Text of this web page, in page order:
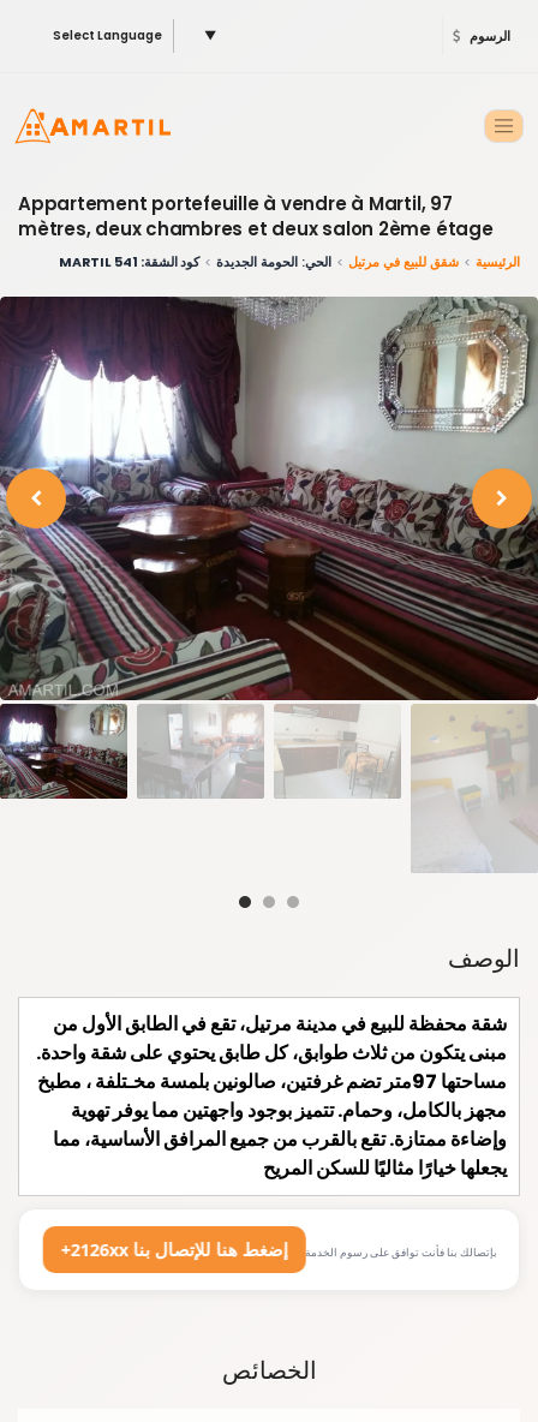
Select Language ▼ الرسوم
Appartement portefeuille à vendre à Martil, 97
mètres, deux chambres et deux salon 2ème étage
الرئيسية شقق للبيع في مرتيل الحي: الحومة الجديدة كود الشقة: 541 MARTIL
الوصف
شقة محفظة للبيع في مدينة مرتيل، تقع في الطابق الأول من
مبنى يتكون من ثلاث طوابق، كل طابق يحتوي على شقة واحدة.
مساحتها 97متر تضم غرفتين، صالونين بلمسة مخـتلفة ، مطبخ
مجهز بالكامل، وحمام. تتميز بوجود واجهتين مما يوفر تهوية
وإضاءة ممتازة. تقع بالقرب من جميع المرافق الأساسية، مما
يجعلها خيارًا مثاليًا للسكن المريح
+2126xx إضغط هنا للإتصال بنا بإتصالك بنا فأنت توافق على رسوم الخدمة
الخصائص